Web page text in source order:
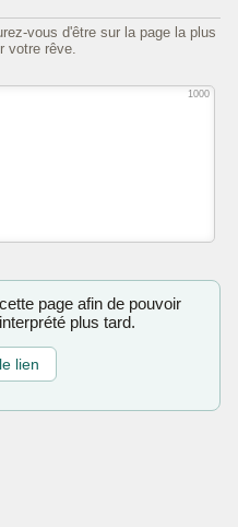
vous d'être sur la page la plus
votre rêve.
1000
page afin de pouvoir
plus tard.
lien